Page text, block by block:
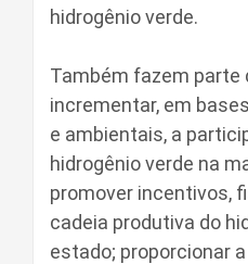
hidrogênio verde.
Também fazem parte
incrementar, em
e ambientais, a
hidrogênio verde na
promover incentivos,
cadeia produtiva do
estado; proporcionar